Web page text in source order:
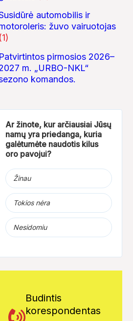
01:40
parke
naujas...
Galimos sukčiautojos
automobilis ir
žuvo vairuotojas
(1)
Patvirtintos pirmosios 2026–
m. „URBO-NKL“
komandos.
Ar žinote, kur arčiausiai Jūsų
namų yra priedanga, kuria
galėtumėte naudotis kilus
oro pavojui?
Žinau
Tokios nėra
Nesidomiu
Budintis
korespondentas